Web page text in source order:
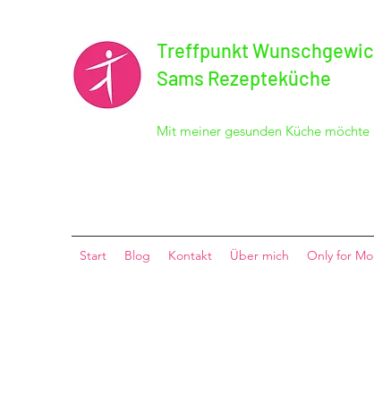
Treffpunkt
Sams Rezepteküche
Mit meiner gesunden Küche
Start Blog Kontakt Über mich Only for